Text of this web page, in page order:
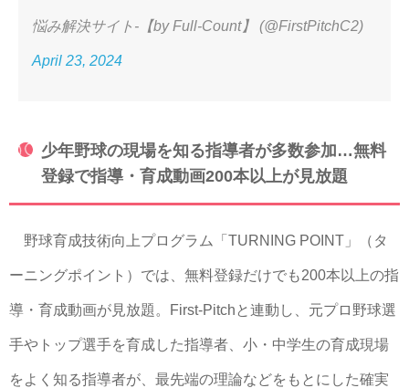
悩み解決サイト-【by Full-Count】 (@FirstPitchC2)
April 23, 2024
少年野球の現場を知る指導者が多数参加…無料
登録で指導・育成動画200本以上が見放題
野球育成技術向上プログラム「TURNING POINT」（タ
ーニングポイント）では、無料登録だけでも200本以上の指
導・育成動画が見放題。First-Pitchと連動し、元プロ野球選
手やトップ選手を育成した指導者、小・中学生の育成現場
をよく知る指導者が、最先端の理論などをもとにした確実